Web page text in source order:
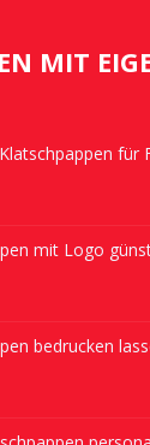
MIT
für
mit Logo
bedrucken